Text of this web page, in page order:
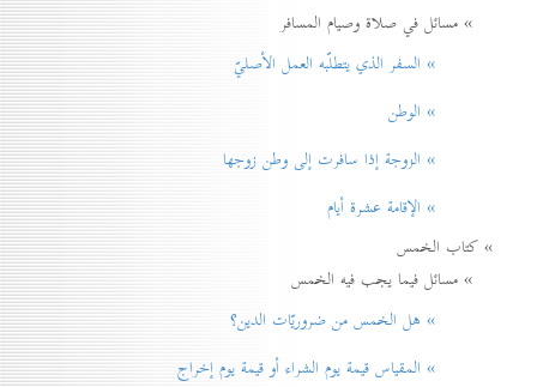
» مسائل في صلاة وصيام المسافر
» السفر الذي يتطلّبه العمل الأصليّ
» الوطن
» الزوجة إذا سافرت إلی وطن زوجها
» الإقامة عشرة أيام
» كتاب الخمس
» مسائل فيما يجب فيه الخمس
» هل الخمس من ضروريّات الدين؟
» المقياس قيمة يوم الشراء أو قيمة يوم إخراج